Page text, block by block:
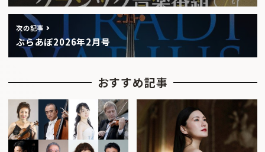
次の記事
ぶらあぼ2026年2月号
おすすめ記事